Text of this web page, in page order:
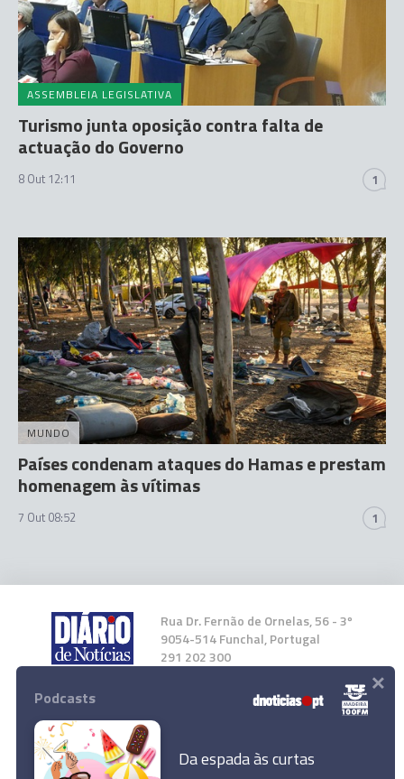
ASSEMBLEIA LEGISLATIVA
Turismo junta oposição contra falta de
actuação do Governo
8 Out 12:11 1
MUNDO
Países condenam ataques do Hamas e prestam
homenagem às vítimas
7 Out 08:52 1
Rua Dr. Fernão de Ornelas, 56 - 3º
9054-514 Funchal, Portugal
291 202 300
Instale a nossa App
Podcasts
Da espada às curtas
×